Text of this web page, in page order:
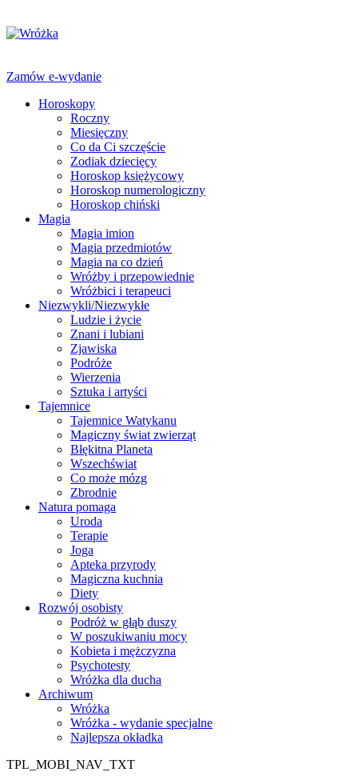
Zamów e-wydanie
Horoskopy
Roczny
Miesięczny
Co da Ci szczęście
Zodiak dziecięcy
Horoskop księżycowy
Horoskop numerologiczny
Horoskop chiński
Magia
Magia imion
Magia przedmiotów
Magia na co dzień
Wróżby i przepowiednie
Wróżbici i terapeuci
Niezwykli/Niezwykłe
Ludzie i życie
Znani i lubiani
Zjawiska
Podróże
Wierzenia
Sztuka i artyści
Tajemnice
Tajemnice Watykanu
Magiczny świat zwierząt
Błękitna Planeta
Wszechświat
Co może mózg
Zbrodnie
Natura pomaga
Uroda
Terapie
Joga
Apteka przyrody
Magiczna kuchnia
Diety
Rozwój osobisty
Podróż w głąb duszy
W poszukiwaniu mocy
Kobieta i mężczyzna
Psychotesty
Wróżka dla ducha
Archiwum
Wróżka
Wróżka - wydanie specjalne
Najlepsza okładka
TPL_MOBI_NAV_TXT